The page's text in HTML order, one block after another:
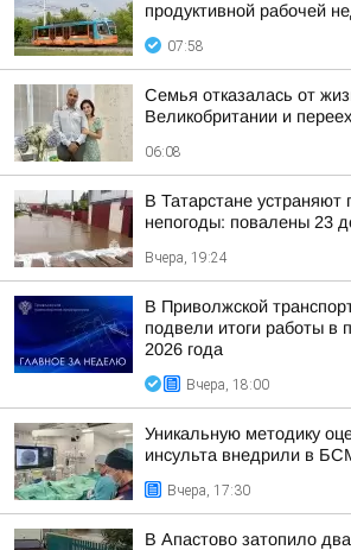
продуктивной рабочей
07:58
Семья отказалась от
Великобритании и
06:08
В Татарстане устраняют
непогоды: повалены 23
Вчера, 19:24
В Приволжской
подвели итоги работы в
2026 года
Вчера, 18:00
Уникальную методику
инсульта внедрили в
Вчера, 17:30
В Апастово затопило